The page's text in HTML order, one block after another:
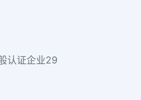
认证企业29